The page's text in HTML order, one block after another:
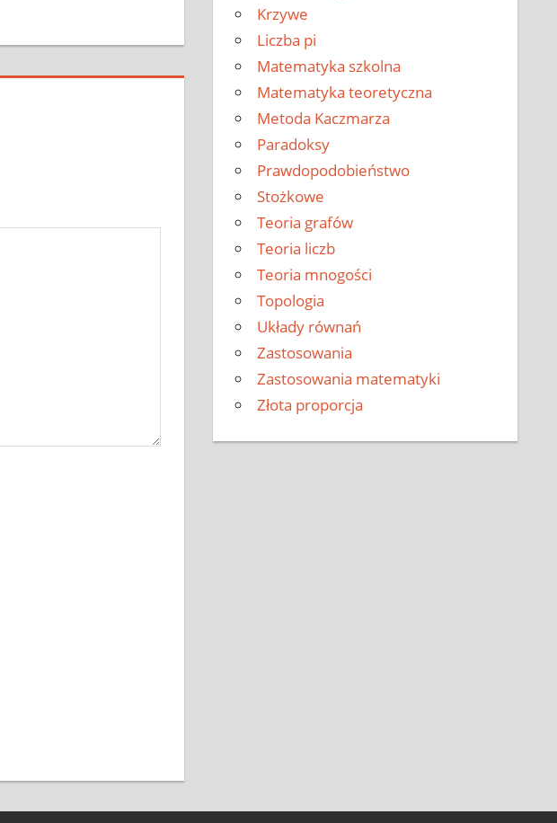
Krzywe
Liczba pi
Matematyka szkolna
Matematyka teoretyczna
Metoda Kaczmarza
Paradoksy
Prawdopodobieństwo
Stożkowe
Teoria grafów
Teoria liczb
Teoria mnogości
Topologia
Układy równań
Zastosowania
Zastosowania matematyki
Złota proporcja